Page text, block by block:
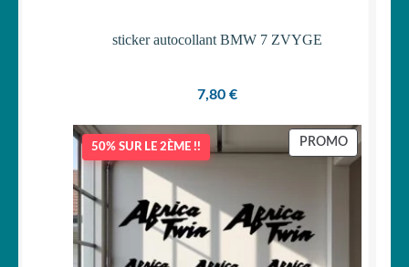
sticker autocollant BMW 7 ZVYGE
7,80 €
50% SUR LE 2ÈME !! PROMOPRODUIT
EN